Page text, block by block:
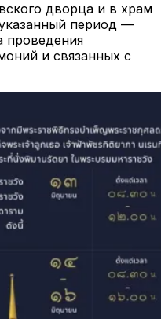
дворца и в храм
период —
проведения
и связанных с